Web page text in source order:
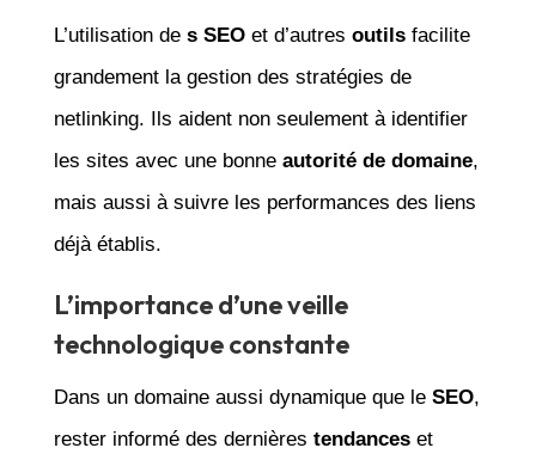
L’utilisation de s SEOet d’autres outilsfacilite
grandement la gestion des stratégies de
netlinking. Ils aident non seulement à identifier
les sites avec une bonne autorité de domaine,
mais aussi à suivre les performances des liens
déjà établis.
L’importance d’une veille
technologique constante
Dans un domaine aussi dynamique que le SEO,
rester informé des dernières tendanceset